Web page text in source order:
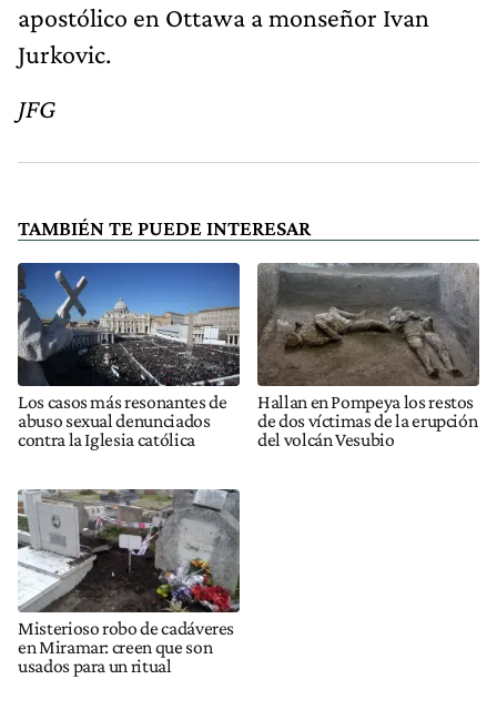
apostólico en Ottawa a monseñor Ivan
Jurkovic.
JFG
TAMBIÉN TE PUEDE INTERESAR
Los casos más resonantes de
abuso sexual denunciados
contra la Iglesia católica
Hallan en Pompeya los restos
de dos víctimas de la erupción
del volcán Vesubio
Misterioso robo de cadáveres
en Miramar: creen que son
usados para un ritual